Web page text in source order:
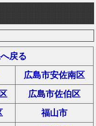
戻る
広島市安佐南区
広島市佐伯区
福山市